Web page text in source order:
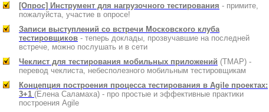
[Опрос] Инструмент для нагрузочного тестирования - примите,
пожалуйста, участие в опросе!
Записи выступлений со встречи Московского клуба
тестировщиков - теперь доклады, прозвучавшие на последней
встрече, можно послушать и в сети
Чеклист для тестирования мобильных приложений (TMAP) -
перевод чеклиста, небесполезного мобильным тестировщикам
Концепция построения процесса тестирования в Agile проектах:
3+1 (Елена Саламаха) - про простые и эффективные практики
построения Agile